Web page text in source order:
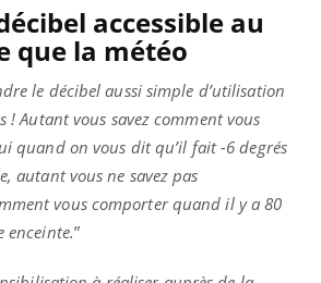
accessible au
que la météo
le décibel aussi simple d’utilisation
! Autant vous savez comment vous
quand on vous dit qu’il fait -6 degrés
autant vous ne savez pas
vous comporter quand il y a 80
enceinte.”